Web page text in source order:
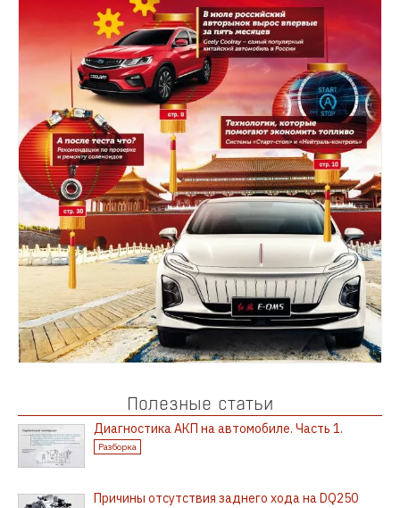
Полезные статьи
Диагностика АКП на автомобиле. Часть 1.
Разборка
Причины отсутствия заднего хода на DQ250